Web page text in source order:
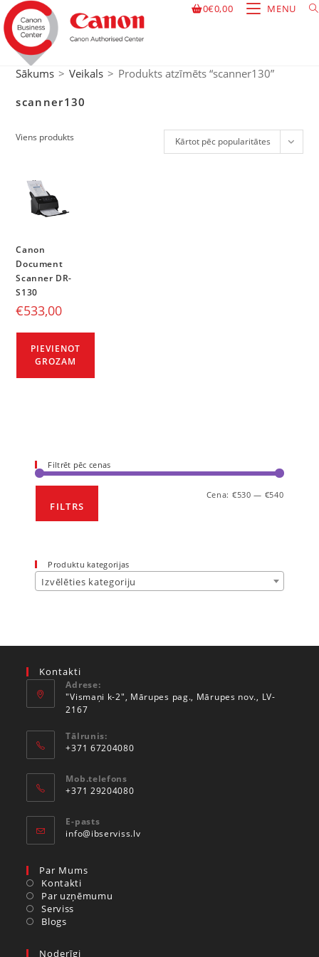
0€0,00 MENU
Sākums > Veikals > Produkts atzīmēts “scanner130”
scanner130
Viens produkts Kārtot pēc popularitātes
Canon
Document
Scanner DR-
S130
€533,00
PIEVIENOT
GROZAM
Filtrēt pēc cenas
FILTRS
Cena: €530 — €540
Produktu kategorijas
Izvēlēties kategoriju
Kontakti
Adrese:
"Vismaņi k-2", Mārupes pag., Mārupes nov., LV-
2167
Tālrunis:
+371 67204080
Mob.telefons
+371 29204080
E-pasts
info@ibserviss.lv
Par Mums
Kontakti
Par uzņēmumu
Serviss
Blogs
Noderīgi